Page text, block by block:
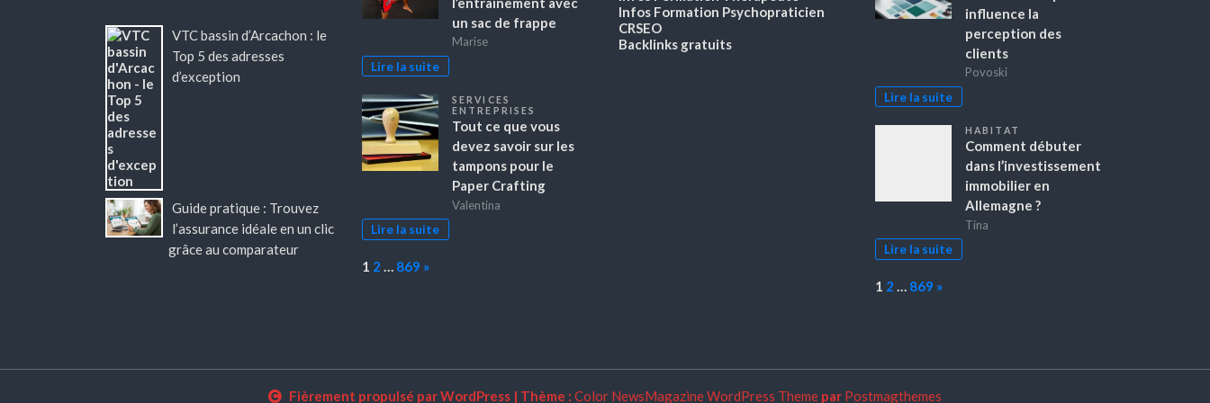
VTC bassin d’Arcachon : le
Top 5 des adresses
d’exception
Guide pratique : Trouvez
l’assurance idéale en un clic
grâce au comparateur
un sac de frappe
Marise
Lire la suite
SERVICES
ENTREPRISES
Tout ce que vous
devez savoir sur les
tampons pour le
Paper Crafting
Valentina
Lire la suite
Page:
1 2 … 869 Next
»
Infos Formation Psychopraticien
CRSEO
Backlinks gratuits
influence la
perception des
clients
Povoski
Lire la suite
HABITAT
Comment débuter
dans l’investissement
immobilier en
Allemagne ?
Tina
Lire la suite
Page:
1 2 … 869 Next
»
Fièrement propulsé par WordPress | Thème : Color NewsMagazine WordPress Theme par Postmagthemes